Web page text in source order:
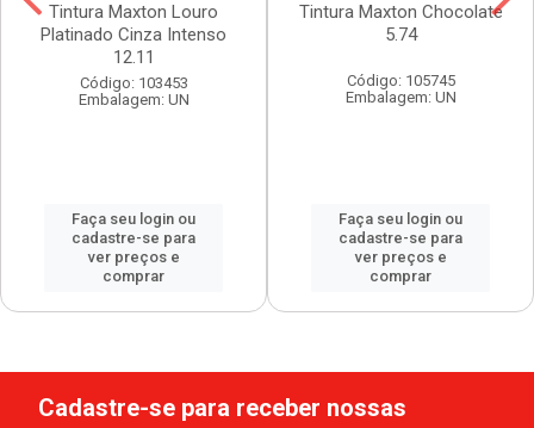
Tintura Maxton Louro
Platinado Cinza Intenso
12.11
Código: 103453
Embalagem: UN
Faça seu login ou
cadastre-se para
ver preços e
comprar
Tintura Maxton Chocolate
5.74
Código: 105745
Embalagem: UN
Faça seu login ou
cadastre-se para
ver preços e
comprar
Cadastre-se para receber nossas